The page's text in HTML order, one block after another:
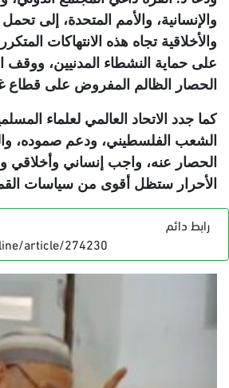
والإنسانية، والأمم المتحدة، إلى تحمل
والأخلاقية تجاه هذه الانتهاكات
على حماية النشطاء المدنيين، ووقف
الحصار الظالم المفروض على قطاع
كما جدد الاتحاد العالمي لعلماء
الشعب الفلسطيني، ودعم صموده،
الحصار عنه، واجب إنساني وأخلاقي
الأحرار ستظل أقوى من سياسات
رابط دائم
article/274230